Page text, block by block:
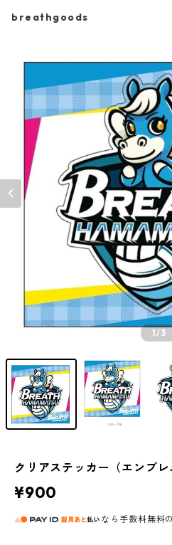
breathgoods
1/3
クリアステッカー（エンブレ
¥900
なら 手数料無料の